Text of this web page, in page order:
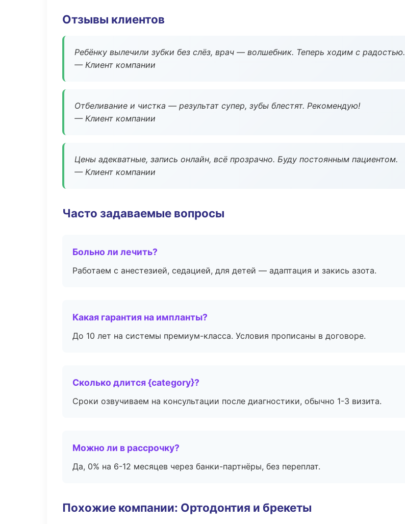
Отзывы клиентов
Ребёнку вылечили зубки без слёз, врач — волшебник. Теперь ходим с радостью.
— Клиент компании
Отбеливание и чистка — результат супер, зубы блестят. Рекомендую!
— Клиент компании
Цены адекватные, запись онлайн, всё прозрачно. Буду постоянным пациентом.
— Клиент компании
Часто задаваемые вопросы
Больно ли лечить?
Работаем с анестезией, седацией, для детей — адаптация и закись азота.
Какая гарантия на импланты?
До 10 лет на системы премиум-класса. Условия прописаны в договоре.
Сколько длится {category}?
Сроки озвучиваем на консультации после диагностики, обычно 1-3 визита.
Можно ли в рассрочку?
Да, 0% на 6-12 месяцев через банки-партнёры, без переплат.
Похожие компании: Ортодонтия и брекеты